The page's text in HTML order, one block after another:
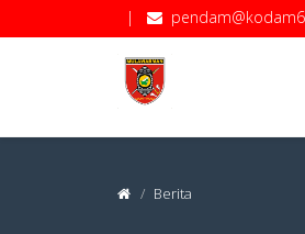
|
Berita